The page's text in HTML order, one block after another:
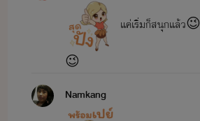
แค่เริ่มก็สนุกแล้ว😉
😉
Namkang